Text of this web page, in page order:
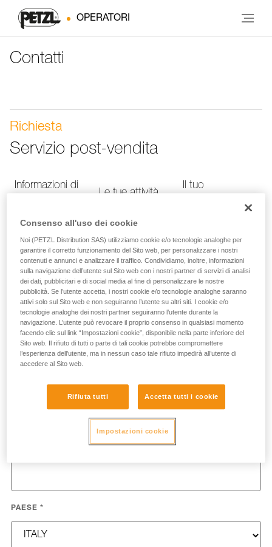
OPERATORI
Contatti
Richiesta
Servizio post-vendita
Informazioni di
Le tue attività
Il tuo
Informazioni di contatto
Inserisci i tuoi dati di contatto per consentirci di
elaborare il tuo messaggio più rapidamente.
NOME*
COGNOME*
PAESE *
Consenso all'uso dei cookie
Noi (PETZL Distribution SAS) utilizziamo cookie e/o tecnologie analoghe per
garantire il corretto funzionamento del Sito web, per personalizzare i nostri
contenuti e annunci e analizzare il traffico. Condividiamo, inoltre, informazioni
sulla navigazione dell’utente sul Sito web con i nostri partner di servizi di analisi
dei dati, pubblicitari e di social media al fine di personalizzare le nostre
pubblicità. Se l’utente accetta, i nostri cookie e/o tecnologie analoghe saranno
attivi solo sul Sito web e non seguiranno l’utente su altri siti. I cookie e/o
tecnologie analoghe dei nostri partner seguiranno l’utente durante la
navigazione. L’utente può revocare il proprio consenso in qualsiasi momento
facendo clic sul link “Impostazioni cookie”, disponibile nella parte inferiore del
Sito web. Il rifiuto di tutti o parte di tali cookie potrebbe compromettere
l’esperienza dell’utente, ma in nessun caso tale rifiuto impedirà all’utente di
accedere al Sito web.
Rifiuta tutti Accetta tutti i cookie
Impostazioni cookie